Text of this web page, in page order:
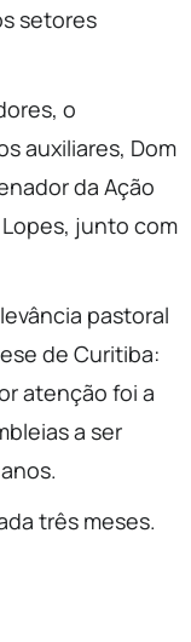
setores
o
auxiliares, Dom
da Ação
junto com
pastoral
de Curitiba:
atenção foi a
a ser
três meses.